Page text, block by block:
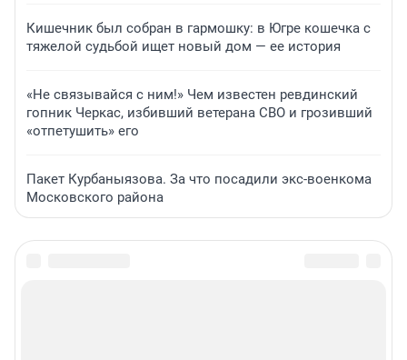
Кишечник был собран в гармошку: в Югре кошечка с
тяжелой судьбой ищет новый дом — ее история
«Не связывайся с ним!» Чем известен ревдинский
гопник Черкас, избивший ветерана СВО и грозивший
«отпетушить» его
Пакет Курбаныязова. За что посадили экс-военкома
Московского района